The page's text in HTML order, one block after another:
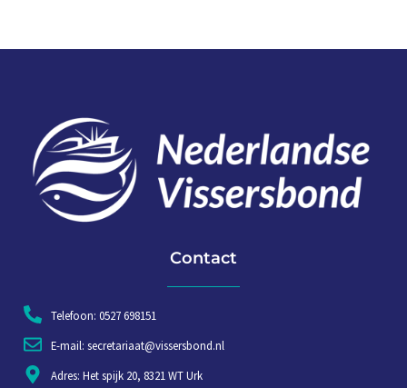
Contact
Telefoon: 0527 698151
E-mail: secretariaat@vissersbond.nl
Adres: Het spijk 20, 8321 WT Urk